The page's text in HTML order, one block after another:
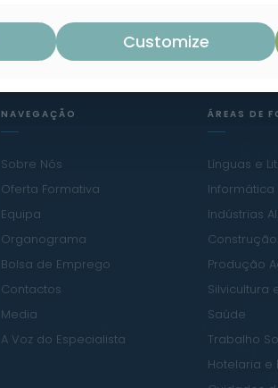
NAVEGAÇÃO
Sobre Nós
Oferta Formativa
Equipa
Organograma
Bolsa de Emprego
Contactos
Media
A Voz do Especialista
ÁREAS DE
Línguas e
Informática
Indústrias
Produção
Silvicultura
Saúde
Trabalho
Hotelaria e
Customize